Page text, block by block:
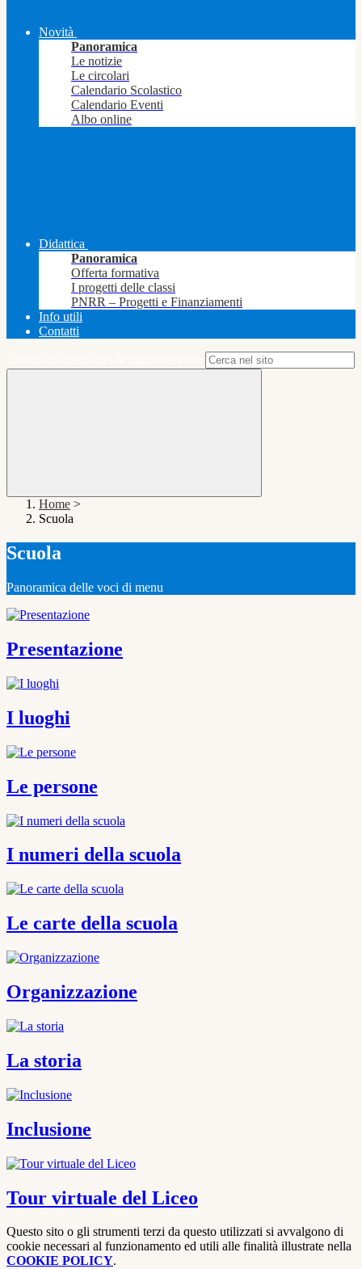
Novità
Panoramica
Le notizie
Le circolari
Calendario Scolastico
Calendario Eventi
Albo online
Didattica
Panoramica
Offerta formativa
I progetti delle classi
PNRR – Progetti e Finanziamenti
Info utili
Contatti
Home >
Scuola
Scuola
Panoramica delle voci di menu
Presentazione
I luoghi
Le persone
I numeri della scuola
Le carte della scuola
Organizzazione
La storia
Inclusione
Tour virtuale del Liceo
Questo sito o gli strumenti terzi da questo utilizzati si avvalgono di
cookie necessari al funzionamento ed utili alle finalità illustrate nella
COOKIE POLICY.